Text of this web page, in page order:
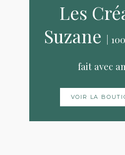
Les
Suzane
|
fait avec
VOIR LA